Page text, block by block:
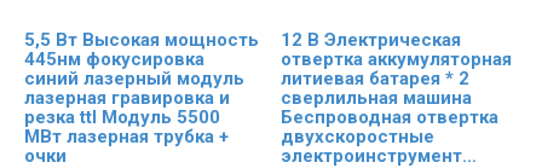
5,5 Вт Высокая мощность
445нм фокусировка
синий лазерный модуль
лазерная гравировка и
резка ttl Модуль 5500
МВт лазерная трубка +
очки
12 В Электрическая
отвертка аккумуляторная
литиевая батарея * 2
сверлильная машина
Беспроводная отвертка
двухскоростные
электроинструмент…